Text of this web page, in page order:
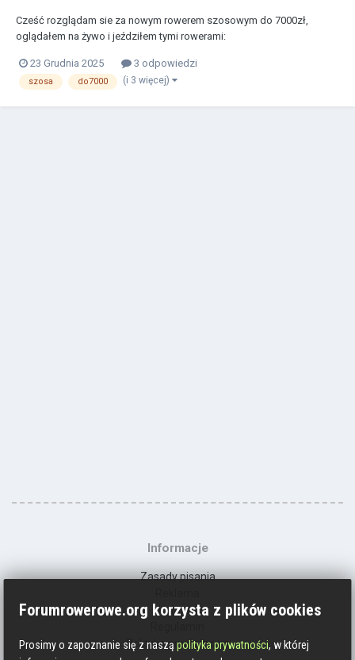
Cześć rozglądam sie za nowym rowerem szosowym do 7000zł,
oglądałem na żywo i jeździłem tymi rowerami:
https://www.centrumrowerowe.pl/rower-szosowy-r-raymon.../... Po
przejechaniu się oboma na miejscu w sklepie odczuwalnie lepszy b...
23 Grudnia 2025 3 odpowiedzi
szosa do7000 (i 3 więcej)
Informacje
Zasady pisania
Kontakt
Polityka prywatności
Forumrowerowe.org korzysta z plików cookies
Prosimy o zapoznanie się z nasząpolityka prywatności, w której